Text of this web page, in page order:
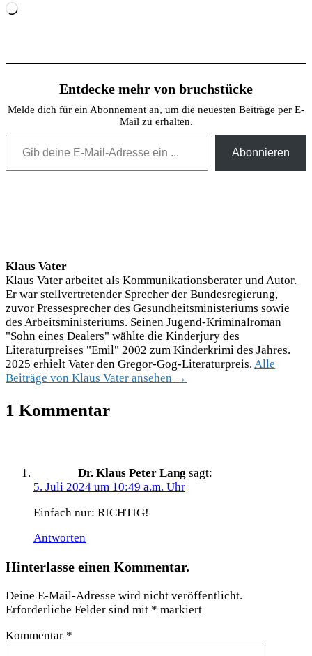
Wird
Entdecke mehr von bruchstücke
Melde dich für ein Abonnement an, um die neuesten Beiträge per E-
Mail zu erhalten.
Gib deine E-Mail-Adresse ein ...
Abonnieren
Klaus Vater
Klaus Vater arbeitet als Kommunikationsberater und Autor.
Er war stellvertretender Sprecher der Bundesregierung,
zuvor Pressesprecher des Gesundheitsministeriums sowie
des Arbeitsministeriums. Seinen Jugend-Kriminalroman
"Sohn eines Dealers" wählte die Kinderjury des
Literaturpreises "Emil" 2002 zum Kinderkrimi des Jahres.
2025 erhielt Vater den Gregor-Gog-Literaturpreis. Alle
Beiträge von Klaus Vater ansehen →
1 Kommentar
Dr. Klaus Peter Lang sagt:
5. Juli 2024 um 10:49 a.m. Uhr
Einfach nur: RICHTIG!
Antworten
Hinterlasse einen Kommentar.
Deine E-Mail-Adresse wird nicht veröffentlicht.
Erforderliche Felder sind mit * markiert
Kommentar *